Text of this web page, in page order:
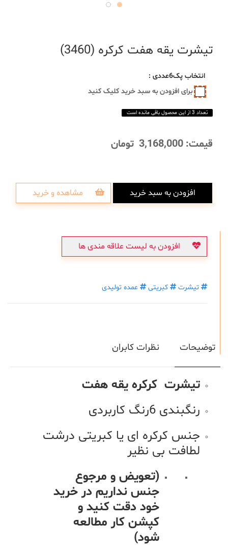
تیشرت یقه هفت کرکره (3460)
انتخاب پک6عددی
:
برای افزودن به سبد خرید کلیک کنید
تعداد 3 از این محصول باقی مانده است
قیمت: 3,168,000 تومان
افزودن به سبد خرید مشاهده و خرید
افزودن به لیست علاقه مندی ها
تیشرت کبریتی عمده تولیدی
توضیحات نظرات کابران
تیشرت کرکره یقه هفت
رنگبندی 6رنگ کاربردی
جنس کرکره ای یا کبریتی درشت
لطافت بی نظیر
(تعویض و مرجوع
جنس نداریم در خرید
خود دقت کنید و
کپشن کار مطالعه
شود)